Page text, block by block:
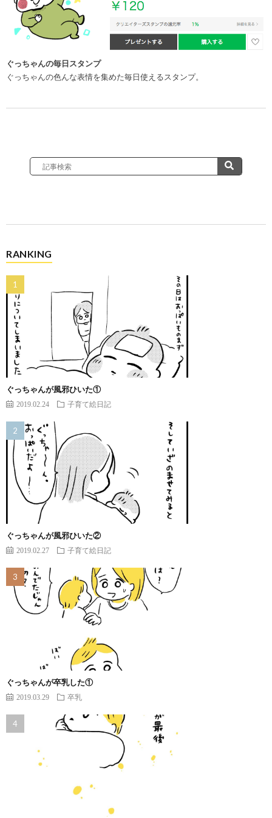
ぐっちゃんの毎日スタンプ
ぐっちゃんの色んな表情を集めた毎日使えるスタンプ。
RANKING
ぐっちゃんが風邪ひいた①
2019.02.24 子育て絵日記
ぐっちゃんが風邪ひいた②
2019.02.27 子育て絵日記
ぐっちゃんが卒乳した①
2019.03.29 卒乳